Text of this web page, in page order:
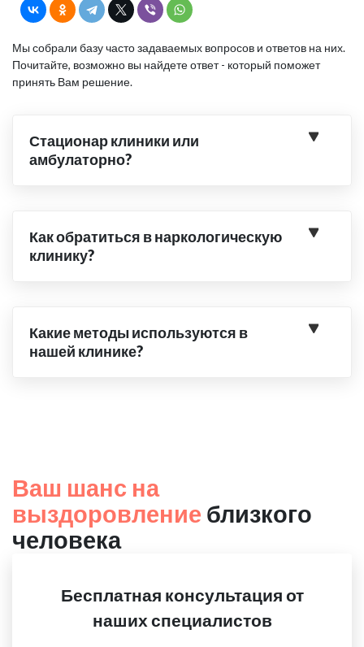
Мы собрали базу часто задаваемых вопросов и ответов на них.
Почитайте, возможно вы найдете ответ - который поможет
принять Вам решение.
Стационар клиники или
амбулаторно?
Как обратиться в наркологическую
клинику?
Какие методы используются в
нашей клинике?
Ваш шанс на
выздоровление близкого
человека
Бесплатная консультация от
наших специалистов